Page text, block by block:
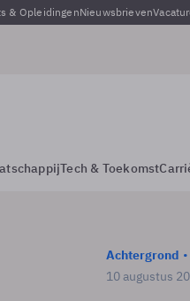
& OpleidingenNieuwsbrieven
Tech & Toekomst
Achtergrond
10 augustus